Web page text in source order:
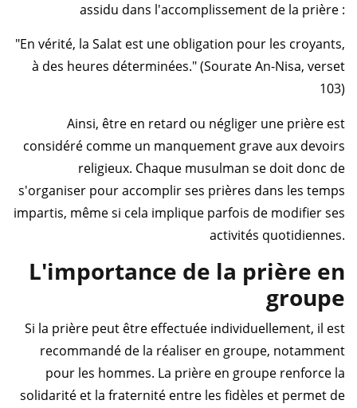
assidu dans l'accomplissement de la prière :
"En vérité, la Salat est une obligation pour les croyants,
à des heures déterminées." (Sourate An-Nisa, verset
103)
Ainsi, être en retard ou négliger une prière est
considéré comme un manquement grave aux devoirs
religieux. Chaque musulman se doit donc de
s'organiser pour accomplir ses prières dans les temps
impartis, même si cela implique parfois de modifier ses
activités quotidiennes.
L'importance de la prière en
groupe
Si la prière peut être effectuée individuellement, il est
recommandé de la réaliser en groupe, notamment
pour les hommes. La prière en groupe renforce la
solidarité et la fraternité entre les fidèles et permet de